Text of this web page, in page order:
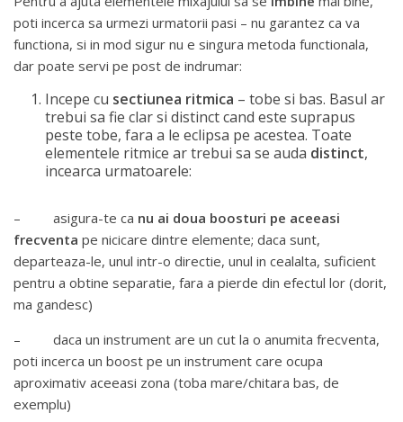
poti incerca sa urmezi urmatorii pasi – nu garantez ca va
functiona, si in mod sigur nu e singura metoda functionala,
dar poate servi pe post de indrumar:
Incepe cu sectiunea ritmica – tobe si bas. Basul ar
trebui sa fie clar si distinct cand este suprapus
peste tobe, fara a le eclipsa pe acestea. Toate
elementele ritmice ar trebui sa se auda distinct,
incearca urmatoarele:
– asigura-te ca nu ai doua boosturi pe aceeasi
frecventa pe nicicare dintre elemente; daca sunt,
departeaza-le, unul intr-o directie, unul in cealalta, suficient
pentru a obtine separatie, fara a pierde din efectul lor (dorit,
ma gandesc)
– daca un instrument are un cut la o anumita frecventa,
poti incerca un boost pe un instrument care ocupa
aproximativ aceeasi zona (toba mare/chitara bas, de
exemplu)